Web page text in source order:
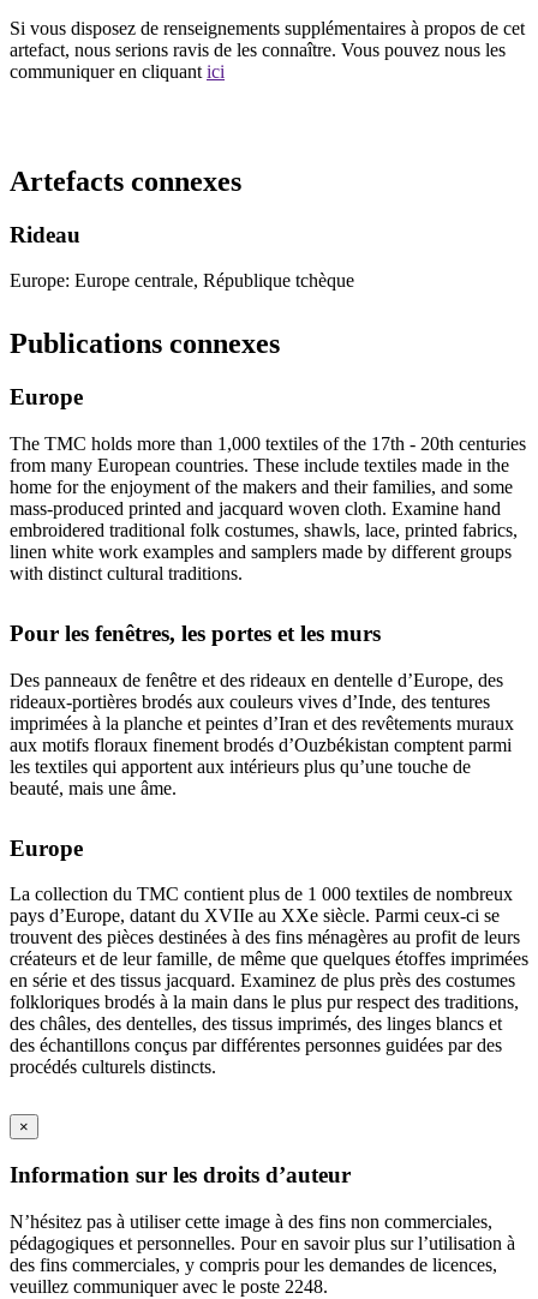
Si vous disposez de renseignements supplémentaires à propos de cet
artefact, nous serions ravis de les connaître. Vous pouvez nous les
communiquer en cliquant ici
Artefacts connexes
Rideau
Europe: Europe centrale, République tchèque
Publications connexes
Europe
The TMC holds more than 1,000 textiles of the 17th - 20th centuries
from many European countries. These include textiles made in the
home for the enjoyment of the makers and their families, and some
mass-produced printed and jacquard woven cloth. Examine hand
embroidered traditional folk costumes, shawls, lace, printed fabrics,
linen white work examples and samplers made by different groups
with distinct cultural traditions.
Pour les fenêtres, les portes et les murs
Des panneaux de fenêtre et des rideaux en dentelle d’Europe, des
rideaux-portières brodés aux couleurs vives d’Inde, des tentures
imprimées à la planche et peintes d’Iran et des revêtements muraux
aux motifs floraux finement brodés d’Ouzbékistan comptent parmi
les textiles qui apportent aux intérieurs plus qu’une touche de
beauté, mais une âme.
Europe
La collection du TMC contient plus de 1 000 textiles de nombreux
pays d’Europe, datant du XVIIe au XXe siècle. Parmi ceux-ci se
trouvent des pièces destinées à des fins ménagères au profit de leurs
créateurs et de leur famille, de même que quelques étoffes imprimées
en série et des tissus jacquard. Examinez de plus près des costumes
folkloriques brodés à la main dans le plus pur respect des traditions,
des châles, des dentelles, des tissus imprimés, des linges blancs et
des échantillons conçus par différentes personnes guidées par des
procédés culturels distincts.
×
Information sur les droits d’auteur
N’hésitez pas à utiliser cette image à des fins non commerciales,
pédagogiques et personnelles. Pour en savoir plus sur l’utilisation à
des fins commerciales, y compris pour les demandes de licences,
veuillez communiquer avec le poste 2248.